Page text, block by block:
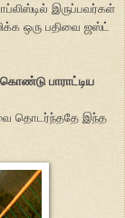
இருப்பவர்கள்
ஒரு பதிவை ஜஸ்ட்
பாராட்டிய
தொடர்ந்ததே இந்த